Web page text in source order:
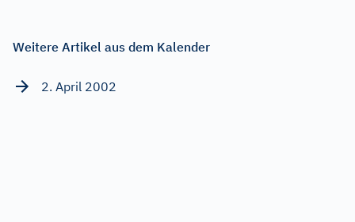
Weitere Artikel aus dem Kalender
2. April 2002